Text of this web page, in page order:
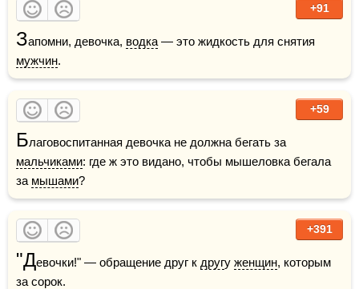
+91
Запомни, девочка, водка
мужчин.
+59
Б
мальчиками: где ж это видано, чтобы мышеловка бегала
за мышами?
+391
"Девочки!" — обращение друг к другу женщин, которым
за сорок.